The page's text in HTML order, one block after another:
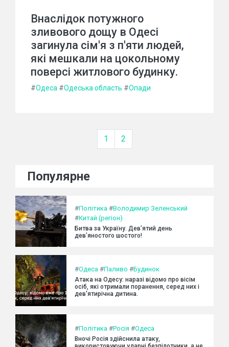
Внаслідок потужного
зливового дощу в Одесі
загинула сім'я з п'яти людей,
які мешкали на цокольному
поверсі житлового будинку.
#Одеса #Одеська область #Опади
1 2
Популярне
#Політика #Володимир Зеленський
#Китай (регіон)
Битва за Україну. Дев’ятий день
дев’яностого шостого!
#Одеса #Паливо #Будинок
Атака на Одесу: наразі відомо про вісім
осіб, які отримали поранення, серед них і
дев'ятирічна дитина.
#Політика #Росія #Одеса
Вночі Росія здійснила атаку,